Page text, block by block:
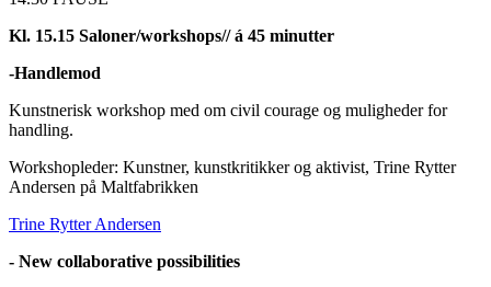
Kl. 15.15 Saloner/workshops// á 45 minutter
-Handlemod
Kunstnerisk workshop med om civil courage og muligheder for
handling.
Workshopleder: Kunstner, kunstkritikker og aktivist, Trine Rytter
Andersen på Maltfabrikken
Trine Rytter Andersen
- New collaborative possibilities